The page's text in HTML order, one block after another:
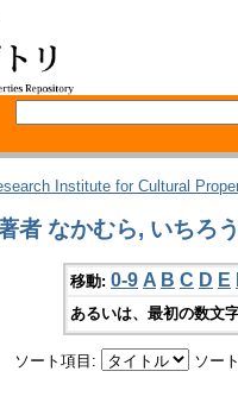
Institute for Cultural
者 なかむら, いちろ
移動: 0-9 A B C D E
あるいは、最初の数文
ソート項目: ソー